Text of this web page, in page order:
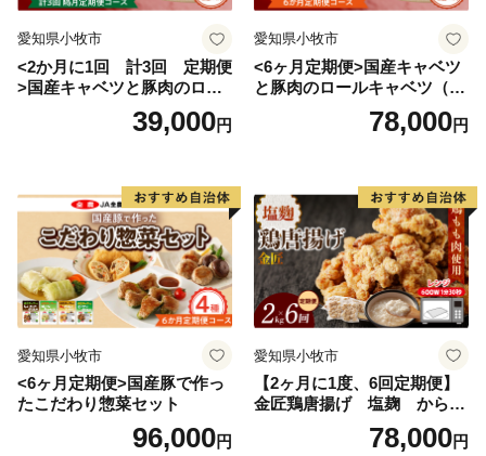
愛知県小牧市
<2か月に1回 計3回 定期便
>国産キャベツと豚肉のロー
ルキャベツ（4P入り）
39,000円
愛知県小牧市
<6ヶ月定期便>国産キャベツ
と豚肉のロールキャベツ（4P
78,000円
愛知県小牧市
<6ヶ月定期便>国産豚で作っ
たこだわり惣菜セット
96,000円
愛知県小牧市
【2ヶ月に1度、6回定期便】
金匠鶏唐揚げ 塩麹 からあ
78,000円